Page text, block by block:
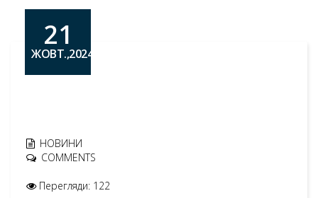
21
ЖОВТ.,2024
НОВИНИ
COMMENTS
Перегляди: 122